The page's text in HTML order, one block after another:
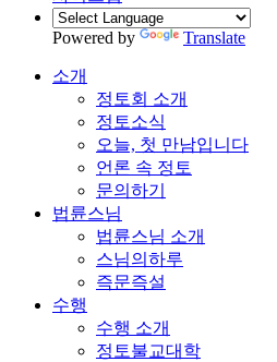
Powered by Translate
소개
정토회 소개
정토소식
오늘, 첫 만남입니다
언론 속 정토
문의하기
법륜스님
법륜스님 소개
스님의하루
즉문즉설
수행
수행 소개
정토불교대학